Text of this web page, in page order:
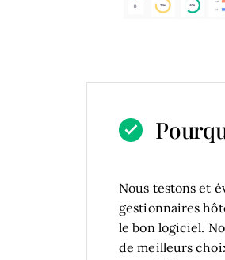
Nous testons et
gestionnaires
le bon logiciel.
de meilleurs